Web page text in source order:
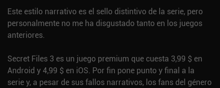
Este estilo narrativo es el sello distintivo de la serie, pero
personalmente no me ha disgustado tanto en los juegos
anteriores.
Secret Files 3 es un juego premium que cuesta 3,99 $ en
Android y 4,99 $ en iOS. Por fin pone punto y final a la
serie y, a pesar de sus fallos narrativos, los fans del género